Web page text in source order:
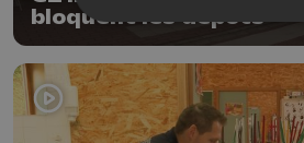
bloquent les dépôts